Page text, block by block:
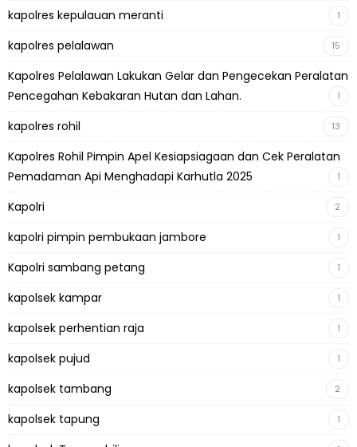
kapolres kepulauan meranti 1
kapolres pelalawan 15
Kapolres Pelalawan Lakukan Gelar dan Pengecekan Peralatan
Pencegahan Kebakaran Hutan dan Lahan.
1
kapolres rohil 13
Kapolres Rohil Pimpin Apel Kesiapsiagaan dan Cek Peralatan
Pemadaman Api Menghadapi Karhutla 2025
1
Kapolri 2
kapolri pimpin pembukaan jambore 1
Kapolri sambang petang 1
kapolsek kampar 1
kapolsek perhentian raja 1
kapolsek pujud 1
kapolsek tambang 2
kapolsek tapung 1